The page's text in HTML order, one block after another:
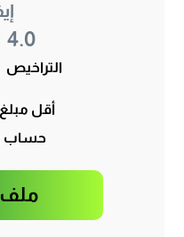
4.0
التراخيص
أقل مبلغ
حساب
ملف